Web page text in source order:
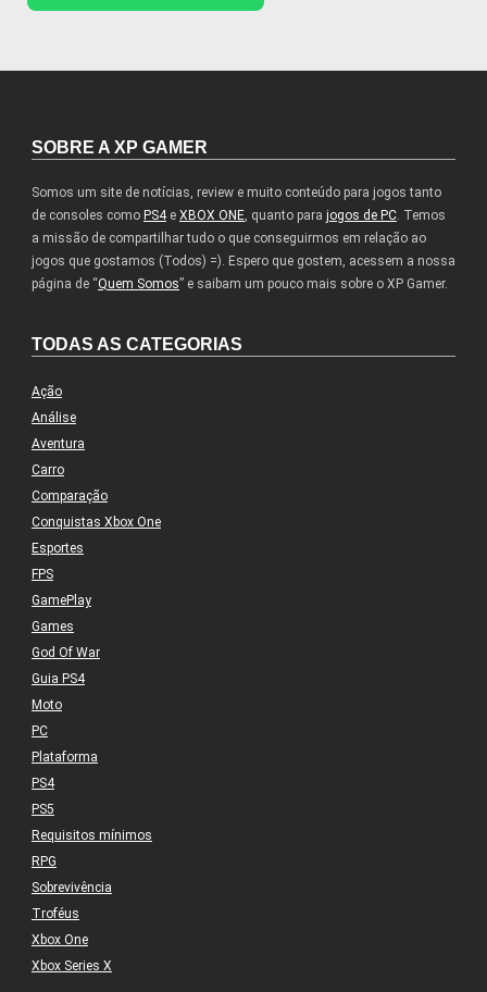
SOBRE A XP GAMER
Somos um site de notícias, review e muito conteúdo para jogos tanto
de consoles como PS4e XBOX ONE, quanto para jogos de PC. Temos
a missão de compartilhar tudo o que conseguirmos em relação ao
jogos que gostamos (Todos) =). Espero que gostem, acessem a nossa
página de “Quem Somos” e saibam um pouco mais sobre o XP Gamer.
TODAS AS CATEGORIAS
Ação
Análise
Aventura
Carro
Comparação
Conquistas Xbox One
Esportes
FPS
GamePlay
Games
God Of War
Guia PS4
Moto
PC
Plataforma
PS4
PS5
Requisitos mínimos
RPG
Sobrevivência
Troféus
Xbox One
Xbox Series X